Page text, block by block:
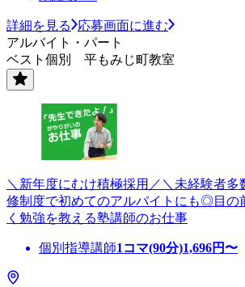
詳細を見る
応募画面に進む
アルバイト・パート
ベスト個別 平もみじ町教室
＼新年度にむけ積極採用／＼未経験者多
修制度で初めてのアルバイトにも◎目の
く勉強を教える塾講師のお仕事
個別指導講師1コマ(90分)1,696円〜